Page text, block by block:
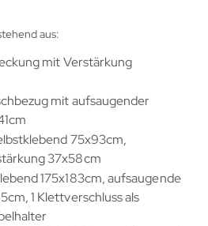
aus:
mit Verstärkung
mit aufsaugender
75x93cm,
37x58cm
175x183cm, aufsaugende
1 Klettverschluss als